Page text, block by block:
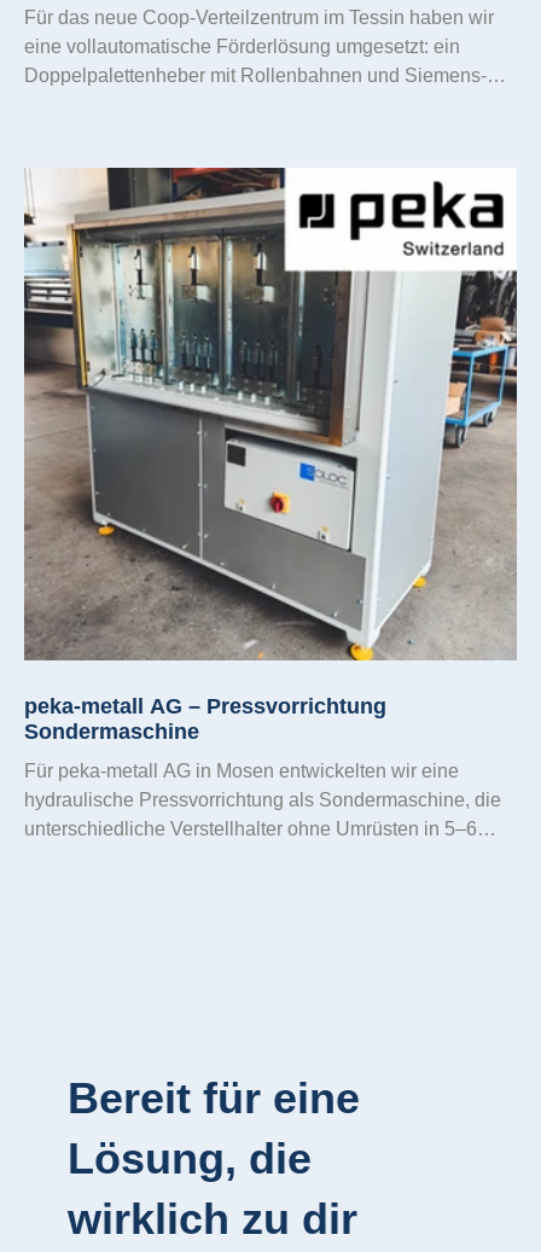
Für das neue Coop-Verteilzentrum im Tessin haben wir
eine vollautomatische Förderlösung umgesetzt: ein
Doppelpalettenheber mit Rollenbahnen und Siemens-
peka-metall AG – Pressvorrichtung
Sondermaschine
Für peka-metall AG in Mosen entwickelten wir eine
hydraulische Pressvorrichtung als Sondermaschine, die
unterschiedliche Verstellhalter ohne Umrüsten in 5–6
Bereit für eine
Lösung, die
wirklich zu dir